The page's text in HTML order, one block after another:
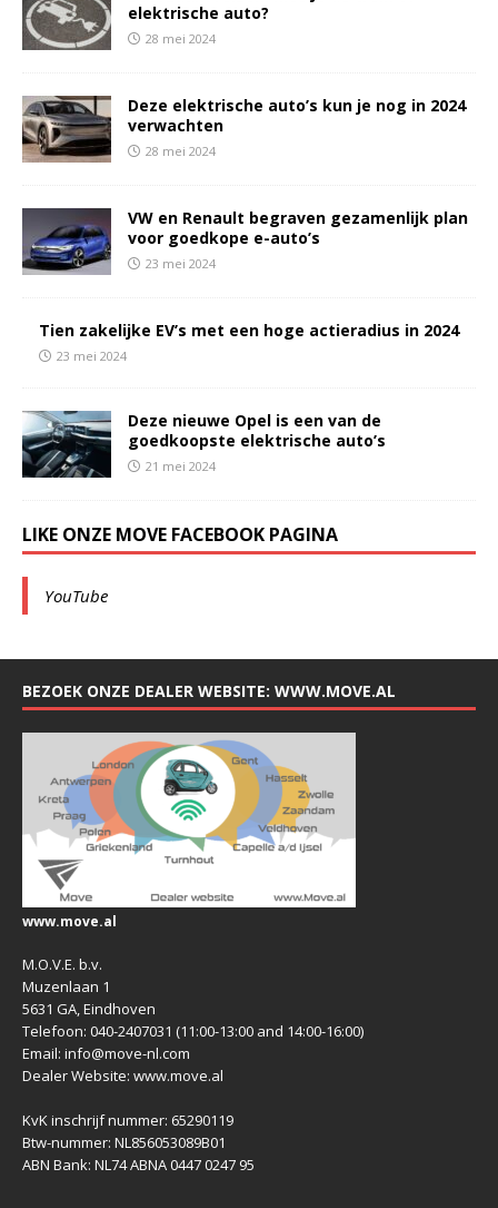
elektrische auto?
28 mei 2024
Deze elektrische auto’s kun je nog in 2024
verwachten
28 mei 2024
VW en Renault begraven gezamenlijk plan
voor goedkope e-auto’s
23 mei 2024
Tien zakelijke EV’s met een hoge actieradius in 2024
23 mei 2024
Deze nieuwe Opel is een van de
goedkoopste elektrische auto’s
21 mei 2024
LIKE ONZE MOVE FACEBOOK PAGINA
YouTube
BEZOEK ONZE DEALER WEBSITE: WWW.MOVE.AL
www.move.al
M.O.V.E. b.v.
Muzenlaan 1
5631 GA, Eindhoven
Telefoon: 040-2407031 (11:00-13:00 and 14:00-16:00)
Email: info@move-nl.com
Dealer Website: www.move.al
KvK inschrijf nummer: 65290119
Btw-nummer: NL856053089B01
ABN Bank: NL74 ABNA 0447 0247 95